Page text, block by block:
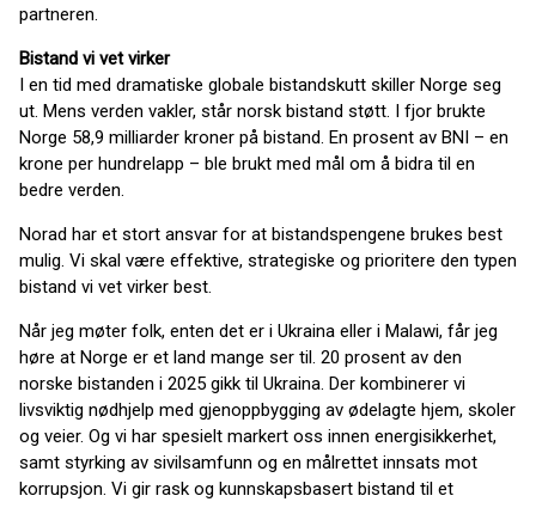
partneren.
Bistand vi vet virker
I en tid med dramatiske globale bistandskutt skiller Norge seg
ut. Mens verden vakler, står norsk bistand støtt. I fjor brukte
Norge 58,9 milliarder kroner på bistand. En prosent av BNI – en
krone per hundrelapp – ble brukt med mål om å bidra til en
bedre verden.
Norad har et stort ansvar for at bistandspengene brukes best
mulig. Vi skal være effektive, strategiske og prioritere den typen
bistand vi vet virker best.
Når jeg møter folk, enten det er i Ukraina eller i Malawi, får jeg
høre at Norge er et land mange ser til. 20 prosent av den
norske bistanden i 2025 gikk til Ukraina. Der kombinerer vi
livsviktig nødhjelp med gjenoppbygging av ødelagte hjem, skoler
og veier. Og vi har spesielt markert oss innen energisikkerhet,
samt styrking av sivilsamfunn og en målrettet innsats mot
korrupsjon. Vi gir rask og kunnskapsbasert bistand til et